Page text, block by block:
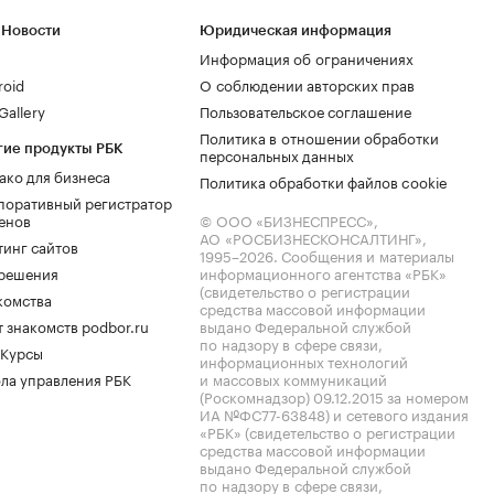
продукты РБК
для бизнеса
регистратор
сайтов
знакомств podbor.ru
управления РБК
Юридическая информация
Информация об ограничениях
О соблюдении авторских прав
Пользовательское соглашение
Политика в отношении обработки
персональных данных
Политика обработки файлов cookie
© ООО «БИЗНЕСПРЕСС»,
АО «РОСБИЗНЕСКОНСАЛТИНГ»,
1995–2026. Сообщения и материалы
информационного агентства «РБК»
(свидетельство о регистрации
средства массовой информации
выдано Федеральной службой
по надзору в сфере связи,
информационных технологий
и массовых коммуникаций
(Роскомнадзор) 09.12.2015 за номером
ИА №ФС77-63848) и сетевого издания
«РБК» (свидетельство о регистрации
средства массовой информации
выдано Федеральной службой
по надзору в сфере связи,